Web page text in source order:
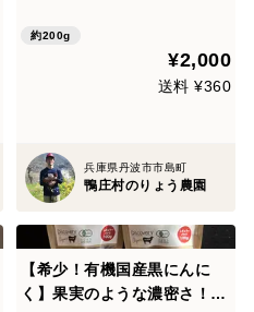
約200g
¥2,000
送料 ¥360
兵庫県丹波市市島町
鴨庄村のりょう農園
【希少！有機国産黒にんに
く】果実のような濃密さ！10